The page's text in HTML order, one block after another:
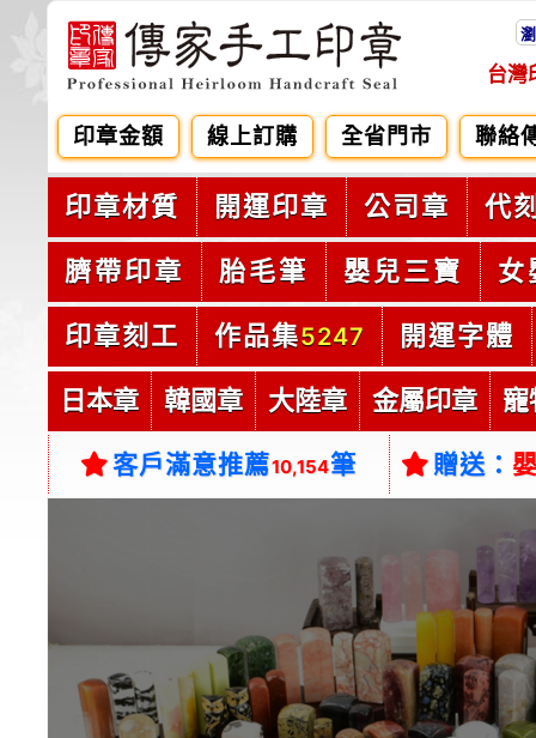
台灣
印章金額 線上訂購 全省門市 聯絡
印章材質 開運印章 公司章 代
臍帶印章 胎毛筆 嬰兒三寶 女
印章刻工 作品集5247 開運字體
日本章 韓國章 大陸章 金屬印章 寵
客戶滿意推薦10,154筆 贈送：